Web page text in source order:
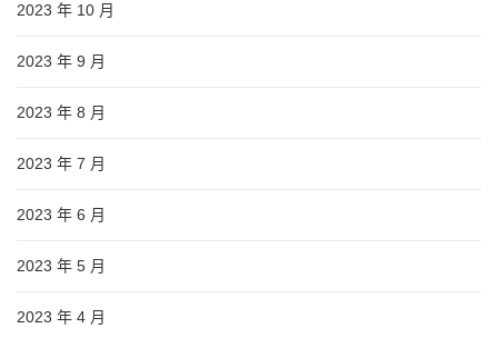
2023 年 10 月
2023 年 9 月
2023 年 8 月
2023 年 7 月
2023 年 6 月
2023 年 5 月
2023 年 4 月